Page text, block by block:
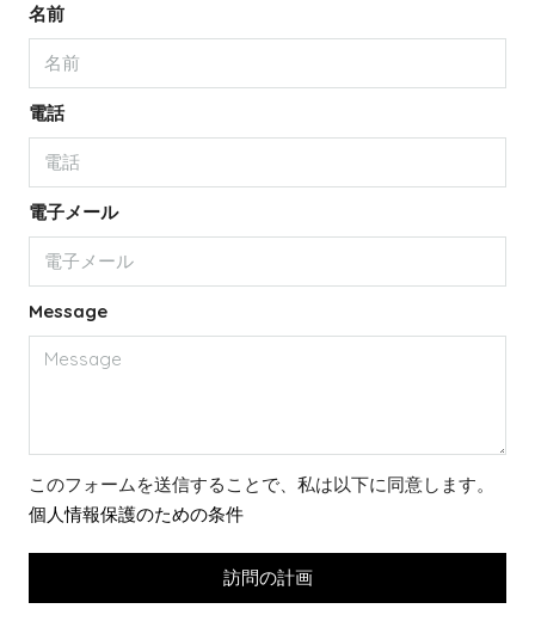
名前
電話
電子メール
Message
このフォームを送信することで、私は以下に同意します。
個人情報保護のための条件
訪問の計画